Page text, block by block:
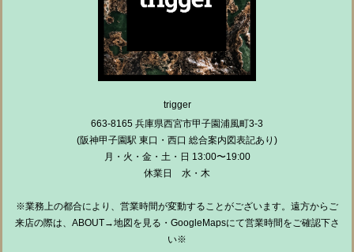
trigger
663-8165 兵庫県西宮市甲子園浦風町3-3
(阪神甲子園駅 東口・西口 総合案内図表記あり)
月・火・金・土・日 13:00〜19:00
休業日 水・木
※業務上の都合により、営業時間が変動することがございます。遠方からご
来店の際は、ABOUT→地図を見る・GoogleMapsにて営業時間をご確認下さ
い※